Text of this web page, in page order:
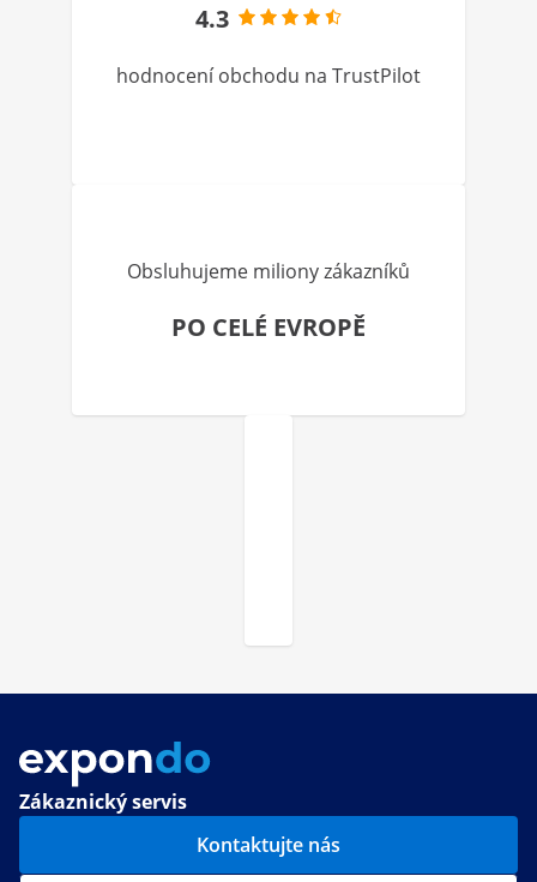
4.3
hodnocení obchodu na TrustPilot
Obsluhujeme miliony zákazníků
PO CELÉ EVROPĚ
Zákaznický servis
Kontaktujte nás